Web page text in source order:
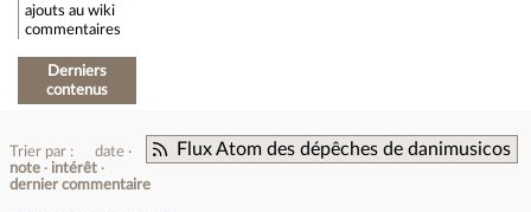
ajouts au wiki
commentaires
Derniers
contenus
Flux Atom des dépêches de danimusicos
Trier par :
date
note
intérêt
dernier commentaire